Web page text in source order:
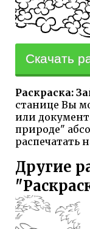
Скачать
Раскраска:
станице Вы
или
природе"
распечатать
Другие